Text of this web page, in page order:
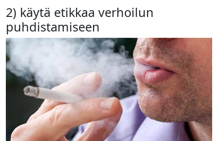
2) käytä etikkaa verhoilun
puhdistamiseen